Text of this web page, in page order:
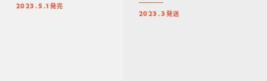
2023.5.1 発売
2023.3 発送